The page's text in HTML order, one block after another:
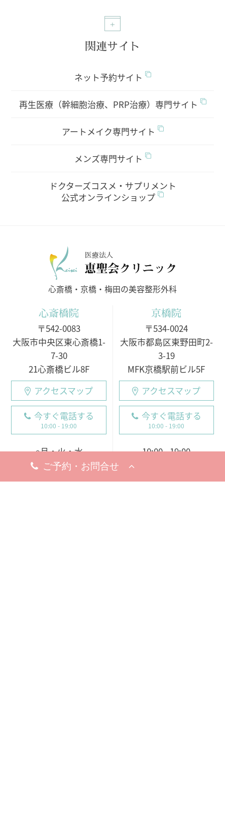
関連サイト
ネット予約サイト
再生医療（幹細胞治療、PRP治療）専門サイト
アートメイク専門サイト
メンズ専門サイト
ドクターズコスメ・サプリメント
公式オンラインショップ
医療法人
心斎橋・京橋・梅田の美容整形外科
心斎橋院
〒542-0083
大阪市中央区東心斎橋1-
7-30
21心斎橋ビル8F
アクセスマップ
今すぐ電話する
10:00 - 19:00
○月・火・水
10:00 - 19:00
京橋院
〒534-0024
大阪市都島区東野田町2-
3-19
MFK京橋駅前ビル5F
アクセスマップ
今すぐ電話する
10:00 - 19:00
10:00 - 19:00
休診日